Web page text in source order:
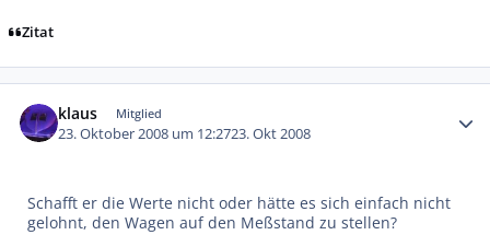
Zitat
klaus Mitglied
23. Oktober 2008 um 12:2723. Okt 2008
Schafft er die Werte nicht oder hätte es sich einfach nicht
gelohnt, den Wagen auf den Meßstand zu stellen?